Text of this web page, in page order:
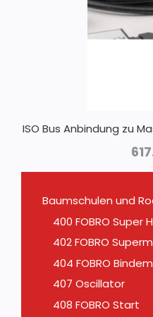
ISO Bus Anbindung zu
Baumschulen und
400 FOBRO Super
402 FOBRO
404 FOBRO
407 Oscillator
408 FOBRO Start